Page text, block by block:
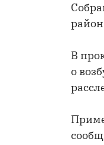
В
о